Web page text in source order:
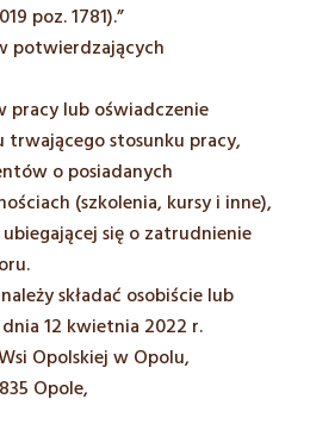
poz. 1781).”
potwierdzających
pracy lub oświadczenie
stosunku pracy,
o posiadanych
(szkolenia, kursy i inne),
się o zatrudnienie
składać osobiście lub
12 kwietnia 2022 r.
Opolskiej w Opolu,
Opole,